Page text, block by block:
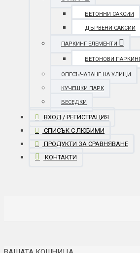
БЕТОННИ САКСИИ
ДЪРВЕНИ САКСИИ
ПАРКИНГ ЕЛЕМЕНТИ
БЕТОНОВИ
ОПЕСЪЧАВАНЕ НА УЛИЦИ
КУЧЕШКИ ПАРК
БЕСЕДКИ
ВХОД / РЕГИСТРАЦИЯ
СПИСЪК С ЛЮБИМИ
ПРОДУКТИ ЗА СРАВНЯВАНЕ
КОНТАКТИ